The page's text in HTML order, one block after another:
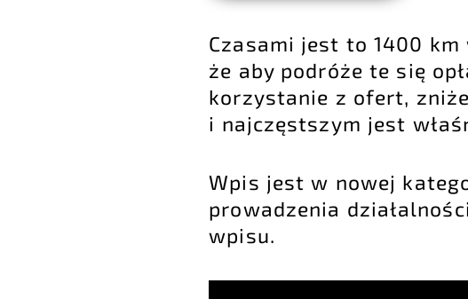
Czasami jest to 1400
że aby podróże te się
korzystanie z ofert,
i najczęstszym jest
Wpis jest w nowej
prowadzenia
wpisu.